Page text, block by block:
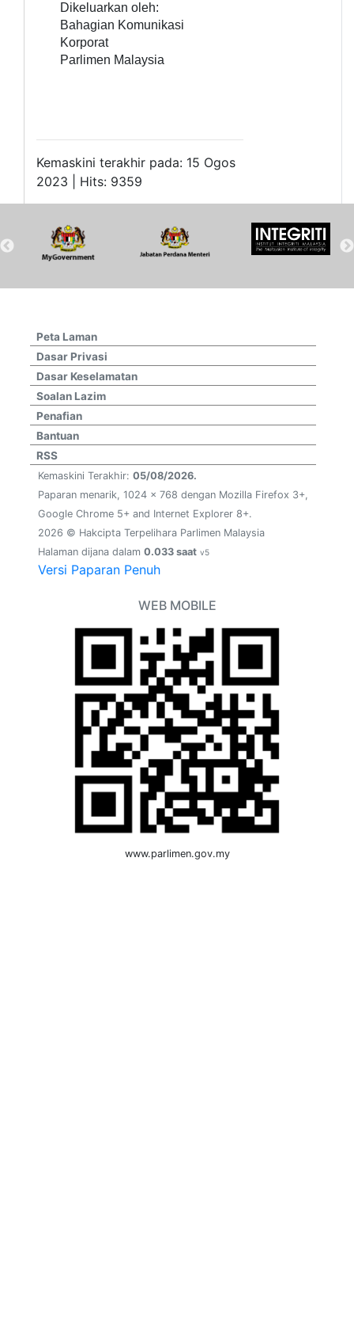
Dikeluarkan oleh:
Bahagian Komunikasi
Korporat
Parlimen Malaysia
Kemaskini terakhir pada: 15 Ogos
2023 | Hits: 9359
Peta Laman
Dasar Privasi
Dasar Keselamatan
Soalan Lazim
Penafian
Bantuan
RSS
Kemaskini Terakhir: 05/08/2026.
Paparan menarik, 1024 x 768 dengan Mozilla Firefox 3+,
Google Chrome 5+ and Internet Explorer 8+.
2026 © Hakcipta Terpelihara Parlimen Malaysia
Halaman dijana dalam 0.033 saat v5
Versi Paparan Penuh
WEB MOBILE
www.parlimen.gov.my